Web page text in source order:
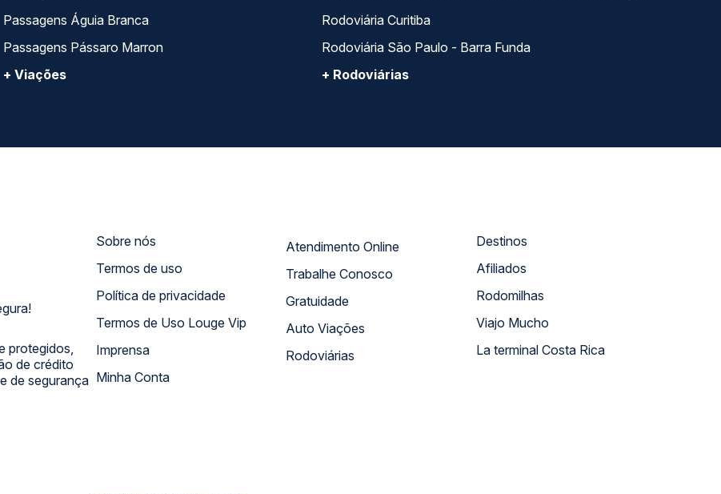
Passagens Águia Branca
Passagens Pássaro Marron
+ Viações
Rodoviária Curitiba
Rodoviária São Paulo - Barra Funda
+ Rodoviárias
protegidos,
de crédito
de segurança
Sobre nós
Termos de uso
Política de privacidade
Termos de Uso Louge Vip
Imprensa
Minha Conta
Atendimento Online
Trabalhe Conosco
Gratuidade
Auto Viações
Rodoviárias
Destinos
Afiliados
Rodomilhas
Viajo Mucho
La terminal Costa Rica